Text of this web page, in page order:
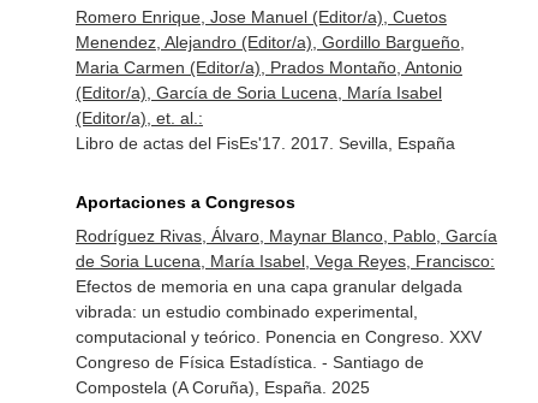
Romero Enrique, Jose Manuel (Editor/a), Cuetos
Menendez, Alejandro (Editor/a), Gordillo Bargueño,
Maria Carmen (Editor/a), Prados Montaño, Antonio
(Editor/a), García de Soria Lucena, María Isabel
(Editor/a), et. al.:
Libro de actas del FisEs'17. 2017. Sevilla, España
Aportaciones a Congresos
Rodríguez Rivas, Álvaro, Maynar Blanco, Pablo, García
de Soria Lucena, María Isabel, Vega Reyes, Francisco:
Efectos de memoria en una capa granular delgada
vibrada: un estudio combinado experimental,
computacional y teórico. Ponencia en Congreso. XXV
Congreso de Física Estadística. - Santiago de
Compostela (A Coruña), España. 2025